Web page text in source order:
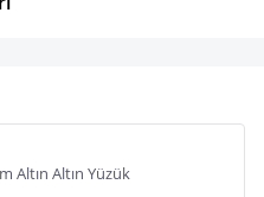
Altın Altın Yüzük